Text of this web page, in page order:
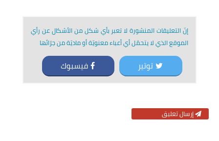
إنّ التعليقات المنشورة لا تعبر بأي شكل من الأشكال عن رأي
الموقع الذي لا يتحمّل أي أعباء معنويّة أو ماديّة من جرّائها
توتير فيسبوك
إرسال تعليق